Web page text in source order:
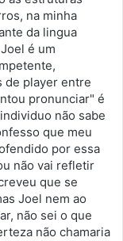
na minha
da lingua
é um
de player entre
pronunciar" é
não sabe
que meu
por essa
não vai refletir
que se
Joel nem ao
não sei o que
não chamaria